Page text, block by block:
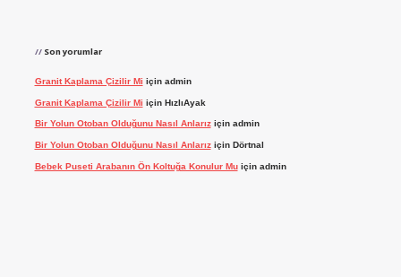
Son yorumlar
Granit Kaplama Çizilir Mi için admin
Granit Kaplama Çizilir Mi için HızlıAyak
Bir Yolun Otoban Olduğunu Nasıl Anlarıziçin admin
Bir Yolun Otoban Olduğunu Nasıl Anlarıziçin Dörtnal
Bebek Puseti Arabanın Ön Koltuğa Konulur Muiçin admin